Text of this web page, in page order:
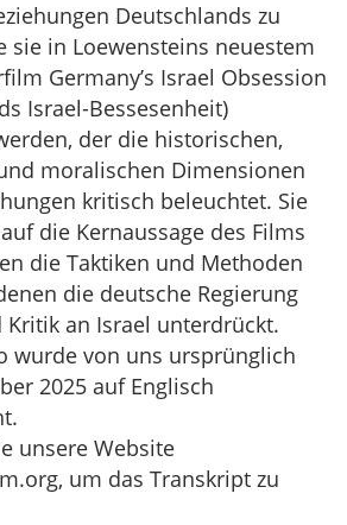
Deutschlands zu
sie in Loewensteins neuestem
Germany’s Israel Obsession
Israel-Bessesenheit)
der die historischen,
moralischen Dimensionen
kritisch beleuchtet. Sie
die Kernaussage des Films
die Taktiken und Methoden
die deutsche Regierung
Kritik an Israel unterdrückt.
wurde von uns ursprünglich
2025 auf Englisch
unsere Website
um das Transkript zu